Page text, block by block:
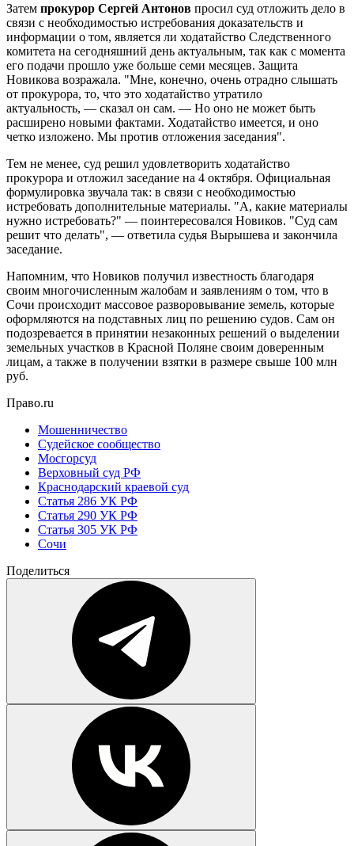
Затем прокурор Сергей Антонов просил суд отложить дело в
связи с необходимостью истребования доказательств и
информации о том, является ли ходатайство Следственного
комитета на сегодняшний день актуальным, так как с момента
его подачи прошло уже больше семи месяцев. Защита
Новикова возражала. "Мне, конечно, очень отрадно слышать
от прокурора, то, что это ходатайство утратило
актуальность, — сказал он сам. — Но оно не может быть
расширено новыми фактами. Ходатайство имеется, и оно
четко изложено. Мы против отложения заседания".
Тем не менее, суд решил удовлетворить ходатайство
прокурора и отложил заседание на 4 октября. Официальная
формулировка звучала так: в связи с необходимостью
истребовать дополнительные материалы. "А, какие материалы
нужно истребовать?" — поинтересовался Новиков. "Суд сам
решит что делать", — ответила судья Вырышева и закончила
заседание.
Напомним, что Новиков получил известность благодаря
своим многочисленным жалобам и заявлениям о том, что в
Сочи происходит массовое разворовывание земель, которые
оформляются на подставных лиц по решению судов. Сам он
подозревается в принятии незаконных решений о выделении
земельных участков в Красной Поляне своим доверенным
лицам, а также в получении взятки в размере свыше 100 млн
руб.
Право.ru
Мошенничество
Судейское сообщество
Мосгорсуд
Верховный суд РФ
Краснодарский краевой суд
Статья 286 УК РФ
Статья 290 УК РФ
Статья 305 УК РФ
Сочи
Поделиться